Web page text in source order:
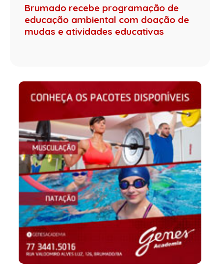
Brumado recebe programação de
educação ambiental com doação de
mudas e atividades educativas